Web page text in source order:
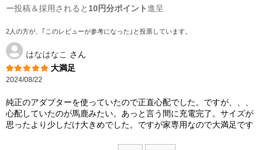
ー投稿＆採用されると 10円分ポイント進呈
2人の方が、｢このレビューが参考になった｣と投票しています。
はなはなこ さん
大満足
2024/08/22
純正のアダプターを使っていたので正直心配でした。ですが、、、
心配していたのが馬鹿みたい。あっと言う間に充電完了。サイズが
思ったより少しだけ大きめでした。ですが家専用なので大満足です